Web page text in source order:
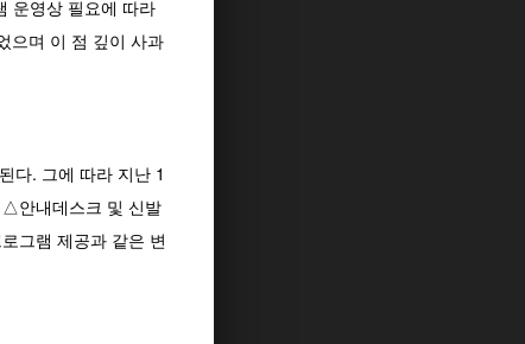
운영상 필요에 따라
으며 이 점 깊이 사과
다. 그에 따라 지난 1
안내데스크 및 신발
그램 제공과 같은 변